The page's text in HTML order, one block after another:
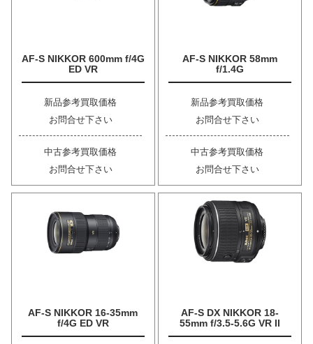
AF-S NIKKOR 600mm f/4G
ED VR
新品参考買取価格
お問合せ下さい
中古参考買取価格
お問合せ下さい
AF-S NIKKOR 58mm
f/1.4G
新品参考買取価格
お問合せ下さい
中古参考買取価格
お問合せ下さい
AF-S NIKKOR 16-35mm
f/4G ED VR
AF-S DX NIKKOR 18-
55mm f/3.5-5.6G VR II